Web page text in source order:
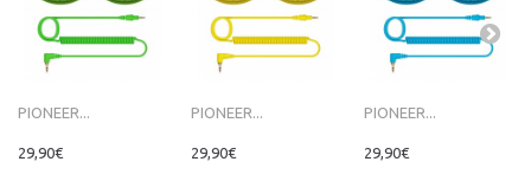
PIONEER...
29,90€
PIONEER...
29,90€
PIONEER...
29,90€